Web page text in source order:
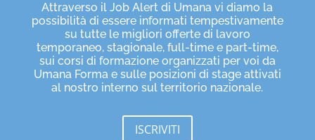
Attraverso il Job Alert di Umana vi diamo la
possibilità di essere informati tempestivamente
su tutte le migliori offerte di lavoro
temporaneo, stagionale, full-time e part-time,
sui corsi di formazione organizzati per voi da
Umana Forma e sulle posizioni di stage attivati
al nostro interno sul territorio nazionale.
ISCRIVITI